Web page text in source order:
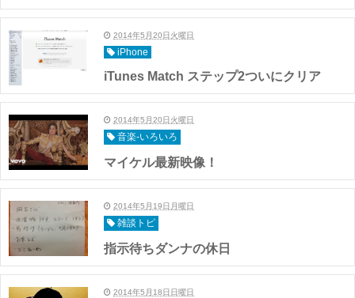
2014年5月20日火曜日
iPhone
iTunes Match ステップ2ついにクリア
2014年5月20日火曜日
音楽-いろいろ
マイケル最新映像！
2014年5月19日月曜日
雑談トピ
指示待ちダンナの休日
2014年5月18日日曜日